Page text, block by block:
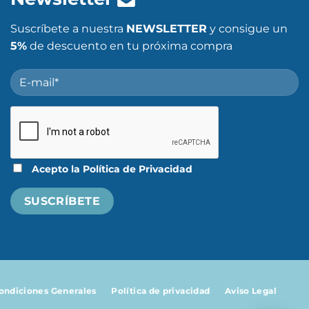
Suscríbete a nuestra NEWSLETTER y consigue un
5% de descuento en tu próxima compra
Acepto la Política de Privacidad
Generales Política de privacidad Aviso Legal